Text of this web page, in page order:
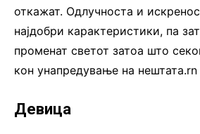
откажат. Одлучноста и
најдобри карактеристики, па
променат светот затоа што
кон унапредување на нештата.rn
Девица